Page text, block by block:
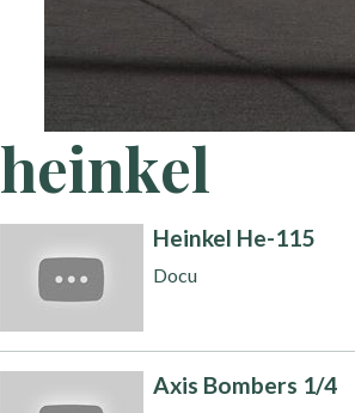
heinkel
Heinkel He-115
Docu
Axis Bombers 1/4